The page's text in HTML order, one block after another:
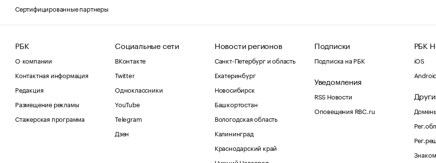
Сертифицированные партнеры
РБК
О компании
Контактная информация
Редакция
Размещение рекламы
Стажерская программа
Социальные сети
ВКонтакте
Twitter
Одноклассники
YouTube
Telegram
Дзен
Новости регионов
Санкт-Петербург и область
Екатеринбург
Новосибирск
Башкортостан
Вологодская область
Калининград
Краснодарский край
Подписки
Подписка на РБК
Уведомления
RSS Новости
Оповещения RBC.ru
РБК
iOS